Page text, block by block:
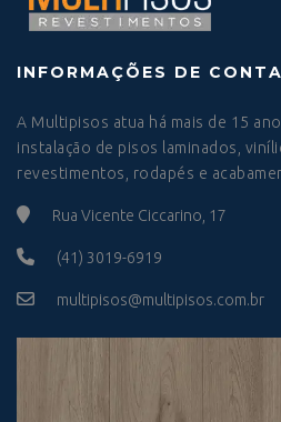
INFORMAÇÕES DE
A Multipisos atua há mais de 15
instalação de pisos laminados,
revestimentos, rodapés e
Rua Vicente Ciccarino, 17
(41) 3019-6919
multipisos@multipisos.com.br